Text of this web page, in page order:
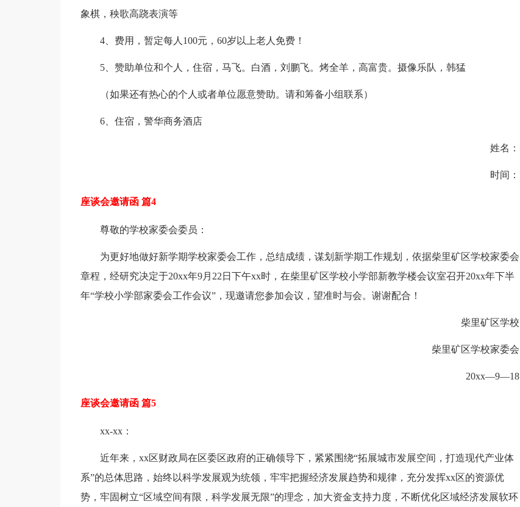
象棋，秧歌高跷表演等
4、费用，暂定每人100元，60岁以上老人免费！
5、赞助单位和个人，住宿，马飞。白酒，刘鹏飞。烤全羊，高富贵。摄像乐队，韩猛
（如果还有热心的个人或者单位愿意赞助。请和筹备小组联系）
6、住宿，警华商务酒店
姓名：
时间：
座谈会邀请函 篇4
尊敬的学校家委会委员：
为更好地做好新学期学校家委会工作，总结成绩，谋划新学期工作规划，依据柴里矿区学校家委会
章程，经研究决定于20xx年9月22日下午xx时，在柴里矿区学校小学部新教学楼会议室召开20xx年下半
年“学校小学部家委会工作会议”，现邀请您参加会议，望准时与会。谢谢配合！
柴里矿区学校
柴里矿区学校家委会
20xx—9—18
座谈会邀请函 篇5
xx-xx：
近年来，xx区财政局在区委区政府的正确领导下，紧紧围绕“拓展城市发展空间，打造现代产业体
系”的总体思路，始终以科学发展观为统领，牢牢把握经济发展趋势和规律，充分发挥xx区的资源优
势，牢固树立“区域空间有限，科学发展无限”的理念，加大资金支持力度，不断优化区域经济发展软环